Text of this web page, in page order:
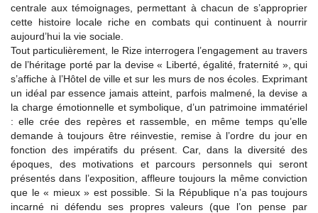
centrale aux témoignages, permettant à chacun de s’approprier
cette histoire locale riche en combats qui continuent à nourrir
aujourd’hui la vie sociale.
Tout particulièrement, le Rize interrogera l’engagement au travers
de l’héritage porté par la devise « Liberté, égalité, fraternité », qui
s’affiche à l’Hôtel de ville et sur les murs de nos écoles. Exprimant
un idéal par essence jamais atteint, parfois malmené, la devise a
la charge émotionnelle et symbolique, d’un patrimoine immatériel
: elle crée des repères et rassemble, en même temps qu’elle
demande à toujours être réinvestie, remise à l’ordre du jour en
fonction des impératifs du présent. Car, dans la diversité des
époques, des motivations et parcours personnels qui seront
présentés dans l’exposition, affleure toujours la même conviction
que le « mieux » est possible. Si la République n’a pas toujours
incarné ni défendu ses propres valeurs (que l’on pense par